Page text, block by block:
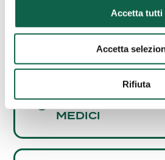
Accetta tutti
Accetta
Rifiuta
SCREENING
CONSULENZE E
MEDICI